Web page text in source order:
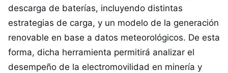
descarga de baterías, incluyendo distintas
estrategias de carga, y un modelo de la generación
renovable en base a datos meteorológicos. De esta
forma, dicha herramienta permitirá analizar el
desempeño de la electromovilidad en minería y